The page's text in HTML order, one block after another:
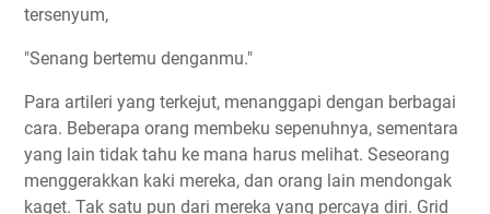
tersenyum,
"Senang bertemu denganmu."
Para artileri yang terkejut, menanggapi dengan berbagai
cara. Beberapa orang membeku sepenuhnya, sementara
yang lain tidak tahu ke mana harus melihat. Seseorang
menggerakkan kaki mereka, dan orang lain mendongak
kaget. Tak satu pun dari mereka yang percaya diri. Grid